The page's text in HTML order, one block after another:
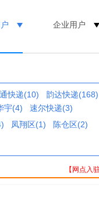
企业用户
快递(10) 韵达快递(168)
宇(4)
速尔快递(3)
凤翔区(1)
陈仓区(2)
【网点入